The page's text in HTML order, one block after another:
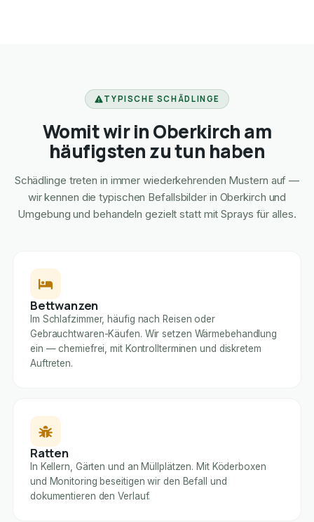
TYPISCHE SCHÄDLINGE
Womit wir in Oberkirch am
häufigsten zu tun haben
Schädlinge treten in immer wiederkehrenden Mustern auf —
wir kennen die typischen Befallsbilder in Oberkirch und
Umgebung und behandeln gezielt statt mit Sprays für alles.
Bettwanzen
Im Schlafzimmer, häufig nach Reisen oder
Gebrauchtwaren-Käufen. Wir setzen Wärmebehandlung
ein — chemiefrei, mit Kontrollterminen und diskretem
Auftreten.
Ratten
In Kellern, Gärten und an Müllplätzen. Mit Köderboxen
und Monitoring beseitigen wir den Befall und
dokumentieren den Verlauf.